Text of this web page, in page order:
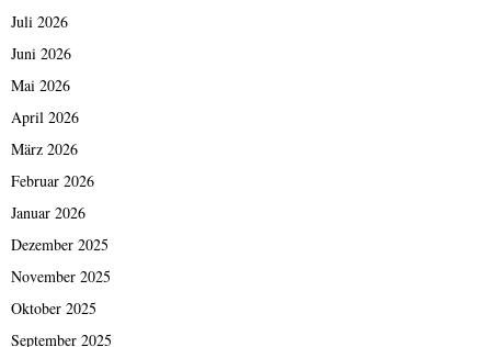
Juli 2026
Juni 2026
Mai 2026
April 2026
März 2026
Februar 2026
Januar 2026
Dezember 2025
November 2025
Oktober 2025
September 2025